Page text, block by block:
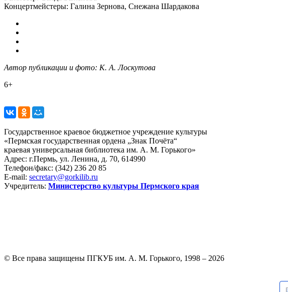
Концертмейстеры: Галина Зернова, Снежана Шардакова
Автор публикации и фото: К. А. Лоскутова
6+
Государственное краевое бюджетное учреждение культуры
«Пермская государственная ордена „Знак Почёта“
краевая универсальная библиотека им. А. М. Горького»
Адрес: г.Пермь, ул. Ленина, д. 70, 614990
Телефон/факс: (342) 236 20 85
E-mail: secretary@gorkilib.ru
Учредитель: Министерство культуры Пермского края
© Все права защищены ПГКУБ им. А. М. Горького, 1998 – 2026